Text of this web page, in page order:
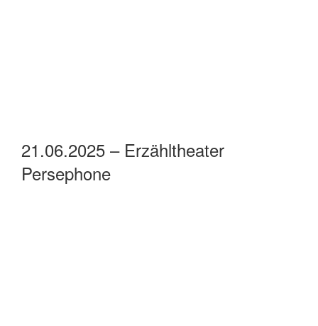
21.06.2025 – Erzähltheater
Persephone